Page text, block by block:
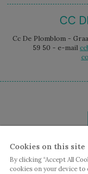
CC
Cc De Plomblom -
59 50 - e-mail
Cookies on this site
By clicking “Accept All
cookies on your device